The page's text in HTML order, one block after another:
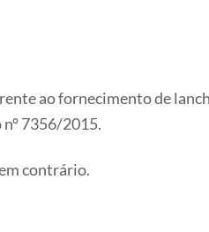
ao fornecimento de
7356/2015.
contrário.